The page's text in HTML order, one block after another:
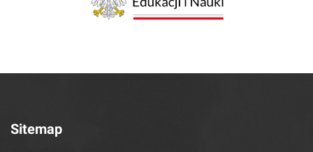
Sitemap